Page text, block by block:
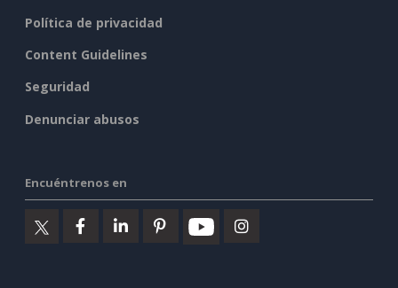
Política de privacidad
Content Guidelines
Seguridad
Denunciar abusos
Encuéntrenos en